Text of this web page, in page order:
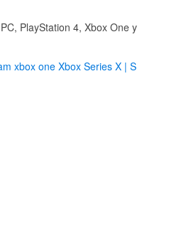
PlayStation 4, Xbox One y
xbox one Xbox Series X | S